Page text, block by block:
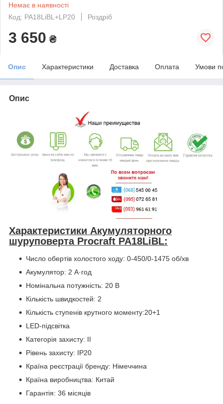
Немає в наявності
Код: PA18LiBL+LP20
Роздріб
3 650 ₴
Опис Характеристики Доставка Оплата Умови
Опис
Характеристики Акумуляторного
шуруповерта Procraft PA18LiBL:
Число обертів холостого ходу: 0-450/0-1475 об/хв
Акумулятор: 2 А·год
Номінальна потужність: 20 В
Кількість швидкостей: 2
Кількість ступенів крутного моменту:20+1
LED-підсвітка
Категорія захисту: II
Рівень захисту: IP20
Країна реєстрації бренду: Німеччина
Країна виробництва: Китай
Гарантія: 36 місяців